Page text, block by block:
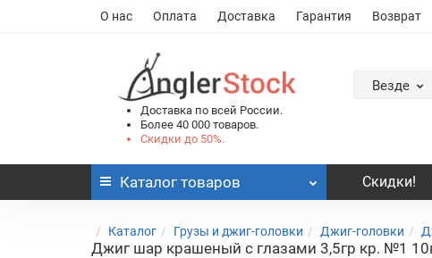
О нас Оплата Доставка Гарантия Возврат
Доставка по всей России.
Более 40 000 товаров.
Скидки до 50%.
Везде
Каталог товаров Скидки!
Каталог Грузы и джиг-головки Джиг-головки
Джиг шар крашеный с глазами 3,5гр кр. №1